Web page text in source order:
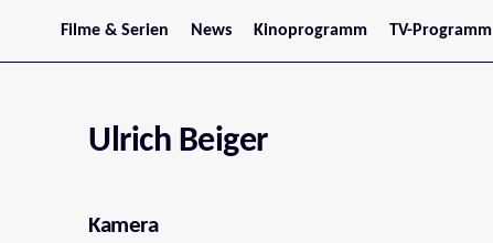
Filme & Serien
Trailer
Serienarchiv
News
Stars
Kinoprogramm
Jetzt im Kino
TV-Programm
Ulrich Beiger
Kamera